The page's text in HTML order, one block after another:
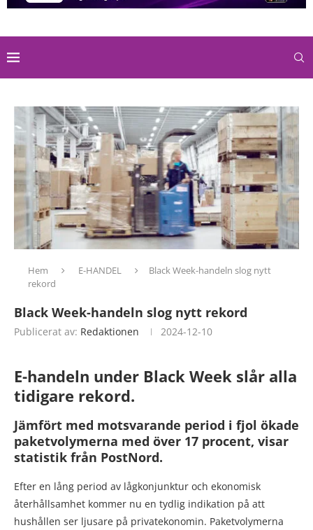
Hem E-HANDEL
Black Week-handeln slog nytt
rekord
Black Week-handeln slog nytt rekord
Publicerat av: Redaktionen 2024-12-10
E-handeln under Black Week slår alla
tidigare rekord.
Jämfört med motsvarande period i fjol ökade
paketvolymerna med över 17 procent, visar
statistik från PostNord.
Efter en lång period av lågkonjunktur och ekonomisk
återhållsamhet kommer nu en tydlig indikation på att
hushållen ser ljusare på privatekonomin. Paketvolymerna